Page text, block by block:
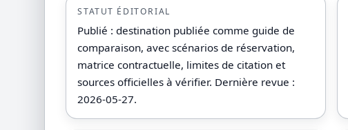
STATUT ÉDITORIAL
Publié : destination publiée comme guide de
comparaison, avec scénarios de réservation,
matrice contractuelle, limites de citation et
sources officielles à vérifier. Dernière revue :
2026-05-27.